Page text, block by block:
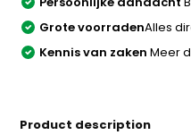
Grote voorradenAlles
Kennis van zaken Meer
Product description